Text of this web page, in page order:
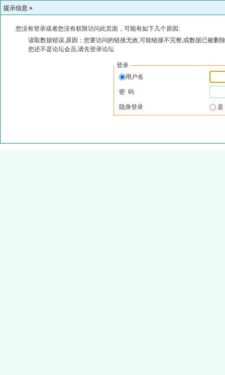
提示信息 »
您没有登录或者您没有权限访问此页面，可能有如下几个原因:
读取数据错误,原因：您要访问的链接无效,可能链接不完整,或数据已被删
您还不是论坛会员,请先登录论坛
登录
用户名
密 码
隐身登录